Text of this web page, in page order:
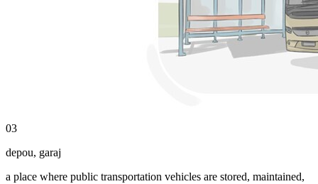
03
depou, garaj
a place where public transportation vehicles are stored, maintained,